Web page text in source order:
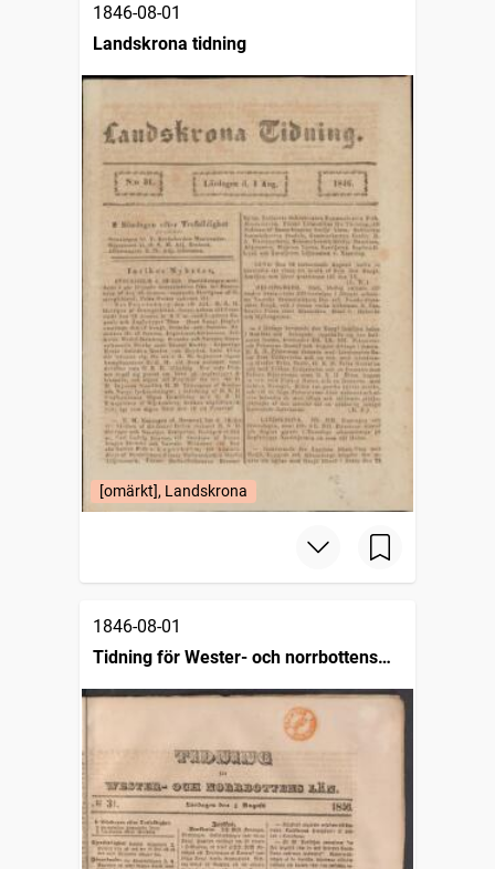
1846-08-01
Landskrona tidning
[omärkt], Landskrona
1846-08-01
Tidning för Wester- och norrbottens
län